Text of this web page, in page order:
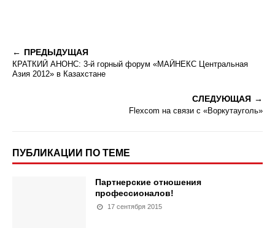
ПРЕДЫДУЩАЯ
КРАТКИЙ АНОНС: 3-й горный форум «МАЙНЕКС Центральная
Азия 2012» в Казахстане
СЛЕДУЮЩАЯ
Flexcom на связи с «Воркутауголь»
ПУБЛИКАЦИИ ПО ТЕМЕ
Партнерские отношения
профессионалов!
17 сентября 2015